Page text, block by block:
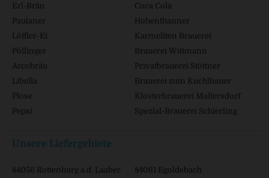
Erl-Bräu
Coca Cola
Paulaner
Hohenthanner
Löffler-Ei
Karmeliten Brauerei
Pöllinger
Brauerei Wittmann
Arcobräu
Privatbrauerei Stöttner
Libella
Brauerei zum Kuchlbauer
Plose
Klosterbrauerei Mallersdorf
Pepsi
Spezial-Brauerei Schierling
Unsere Liefergebiete
84056 Rottenburg a.d. Laaber
84061 Egoldsbach